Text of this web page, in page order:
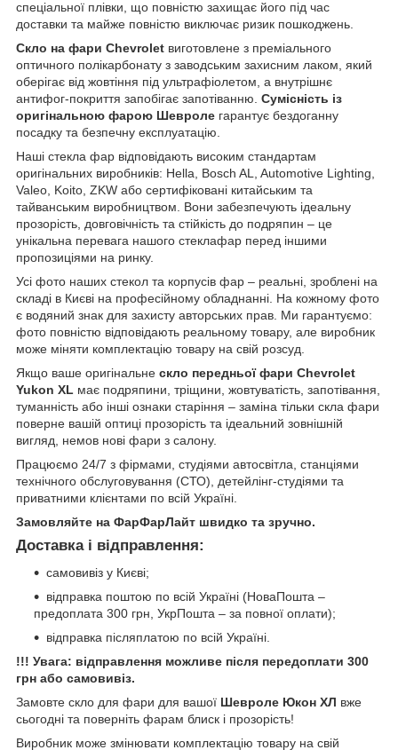
спеціальної плівки, що повністю захищає його під час
доставки та майже повністю виключає ризик пошкоджень.
Скло на фари Chevrolet виготовлене з преміального
оптичного полікарбонату з заводським захисним лаком, який
оберігає від жовтіння під ультрафіолетом, а внутрішнє
антифог-покриття запобігає запотіванню. Сумісність із
оригінальною фарою Шевроле гарантує бездоганну
посадку та безпечну експлуатацію.
Наші стекла фар відповідають високим стандартам
оригінальних виробників: Hella, Bosch AL, Automotive Lighting,
Valeo, Koito, ZKW або сертифіковані китайським та
тайванським виробництвом. Вони забезпечують ідеальну
прозорість, довговічність та стійкість до подряпин – це
унікальна перевага нашого стеклафар перед іншими
пропозиціями на ринку.
Усі фото наших стекол та корпусів фар – реальні, зроблені на
складі в Києві на професійному обладнанні. На кожному фото
є водяний знак для захисту авторських прав. Ми гарантуємо:
фото повністю відповідають реальному товару, але виробник
може міняти комплектацію товару на свій розсуд.
Якщо ваше оригінальне скло передньої фари Chevrolet
Yukon XL має подряпини, тріщини, жовтуватість, запотівання,
туманність або інші ознаки старіння – заміна тільки скла фари
поверне вашій оптиці прозорість та ідеальний зовнішній
вигляд, немов нові фари з салону.
Працюємо 24/7 з фірмами, студіями автосвітла, станціями
технічного обслуговування (СТО), детейлінг-студіями та
приватними клієнтами по всій Україні.
Замовляйте на ФарФарЛайт швидко та зручно.
Доставка і відправлення:
самовивіз у Києві;
відправка поштою по всій Україні (НоваПошта –
предоплата 300 грн, УкрПошта – за повної оплати);
відправка післяплатою по всій Україні.
!!! Увага: відправлення можливе після передоплати 300
грн або самовивіз.
Замовте скло для фари для вашої Шевроле Юкон ХЛ вже
сьогодні та поверніть фарам блиск і прозорість!
Виробник може змінювати комплектацію товару на свій